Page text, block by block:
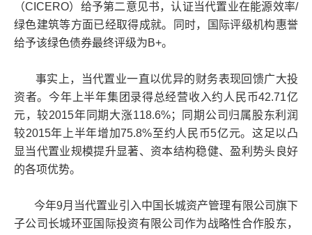
（CICERO）给予第二意见书，认证当代置业在能源效率/
绿色建筑等方面已经取得成就。同时，国际评级机构惠誉
给予该绿色债券最终评级为B+。
事实上，当代置业一直以优异的财务表现回馈广大投
资者。今年上半年集团录得总经营收入约人民币42.71亿
元，较2015年同期大涨118.6%；同期公司归属股东利润
较2015年上半年增加75.8%至约人民币5亿元。这足以凸
显当代置业规模提升显著、资本结构稳健、盈利势头良好
的各项优势。
今年9月当代置业引入中国长城资产管理有限公司旗下
子公司长城环亚国际投资有限公司作为战略性合作股东，